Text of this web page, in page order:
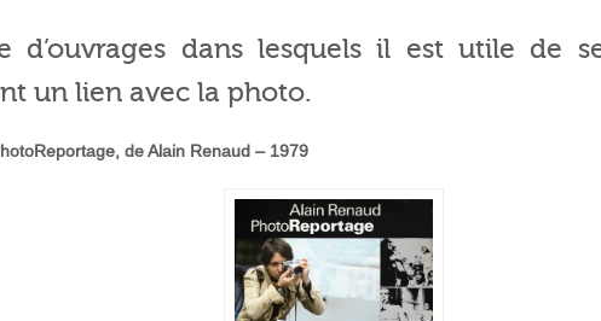
d’ouvrages dans lesquels il est utile de
un lien avec la photo.
de Alain Renaud – 1979